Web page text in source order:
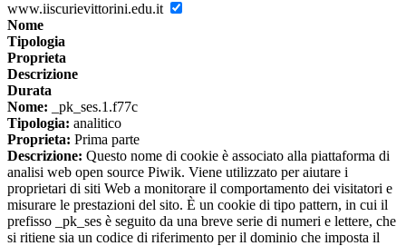
www.iiscurievittorini.edu.it
Nome
Tipologia
Proprieta
Descrizione
Durata
Nome: _pk_ses.1.f77c
Tipologia: analitico
Proprieta: Prima parte
Descrizione: Questo nome di cookie è associato alla piattaforma di
analisi web open source Piwik. Viene utilizzato per aiutare i
proprietari di siti Web a monitorare il comportamento dei visitatori e
misurare le prestazioni del sito. È un cookie di tipo pattern, in cui il
prefisso _pk_ses è seguito da una breve serie di numeri e lettere, che
si ritiene sia un codice di riferimento per il dominio che imposta il